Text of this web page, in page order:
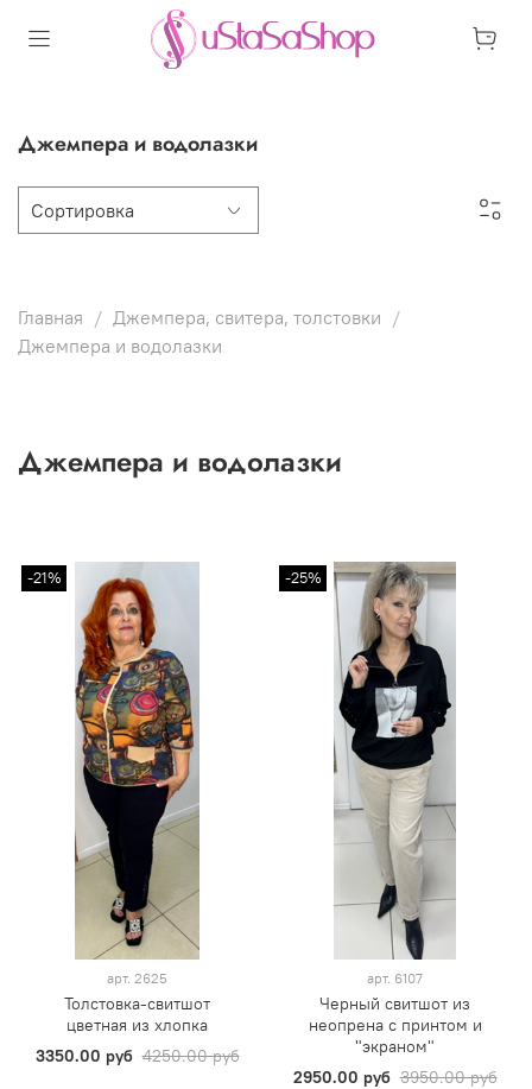
Джемпера и водолазки
Главная
Джемпера, свитера, толстовки
Джемпера и водолазки
Джемпера и водолазки
-21%
арт. 2625
Толстовка-свитшот
цветная из хлопка
3350.00 руб 4250.00 руб
-25%
арт. 6107
Черный свитшот из
неопрена с принтом и
"экраном"
2950.00 руб 3950.00 руб